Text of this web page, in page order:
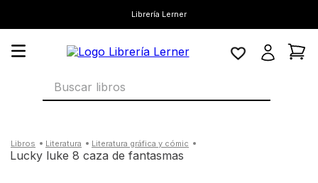
Librería Lerner
Buscar libros
literatura literatura gráfica y cómic
lucky luke 8 caza de fantasmas